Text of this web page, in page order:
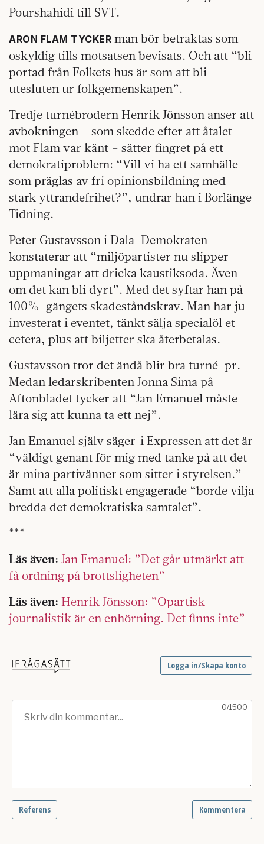
Pourshahidi till SVT.
ARON FLAM TYCKER man bör betraktas som
oskyldig tills motsatsen bevisats. Och att “bli
portad från Folkets hus är som att bli
utesluten ur folkgemenskapen”.
Tredje turnébrodern Henrik Jönsson anser att
avbokningen – som skedde efter att åtalet
mot Flam var känt – sätter fingret på ett
demokratiproblem: “Vill vi ha ett samhälle
som präglas av fri opinionsbildning med
stark yttrandefrihet?”, undrar han i Borlänge
Tidning.
Peter Gustavsson i Dala-Demokraten
konstaterar att “miljöpartister nu slipper
uppmaningar att dricka kaustiksoda. Även
om det kan bli dyrt”. Med det syftar han på
100%-gängets skadeståndskrav. Man har ju
investerat i eventet, tänkt sälja specialöl et
cetera, plus att biljetter ska återbetalas.
Gustavsson tror det ändå blir bra turné-pr.
Medan ledarskribenten Jonna Sima på
Aftonbladet tycker att “Jan Emanuel måste
lära sig att kunna ta ett nej”.
Jan Emanuel själv säger i Expressen att det är
“väldigt genant för mig med tanke på att det
är mina partivänner som sitter i styrelsen.”
Samt att alla politiskt engagerade “borde vilja
bredda det demokratiska samtalet”.
***
Läs även: Jan Emanuel: ”Det går utmärkt att
få ordning på brottsligheten”
Läs även: Henrik Jönsson: ”Opartisk
journalistik är en enhörning. Det finns inte”